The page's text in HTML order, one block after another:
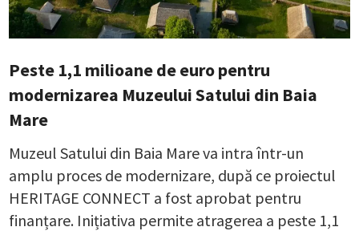
Peste 1,1 milioane de euro pentru
modernizarea Muzeului Satului din Baia
Mare
Muzeul Satului din Baia Mare va intra într-un
amplu proces de modernizare, după ce proiectul
HERITAGE CONNECT a fost aprobat pentru
finanțare. Inițiativa permite atragerea a peste 1,1